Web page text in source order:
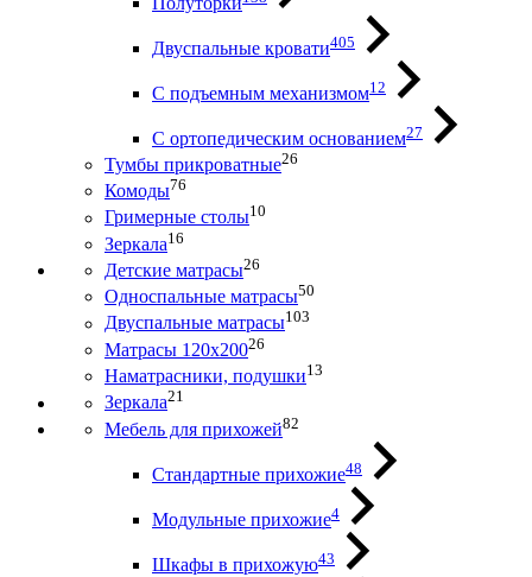
Двуспальные кровати405
С подъемным механизмом12
С ортопедическим основанием27
Тумбы прикроватные26
Комоды76
Гримерные столы10
Зеркала16
Детские матрасы26
Односпальные матрасы50
Двуспальные матрасы103
Матрасы 120х20026
Наматрасники, подушки13
Зеркала21
Мебель для прихожей82
Стандартные прихожие48
Модульные прихожие4
Шкафы в прихожую43